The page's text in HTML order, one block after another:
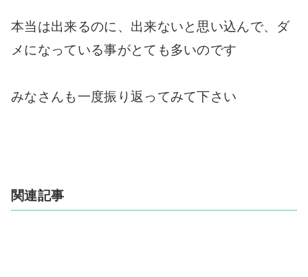
本当は出来るのに、出来ないと思い込んで、ダ
メになっている事がとても多いのです
みなさんも一度振り返ってみて下さい
関連記事